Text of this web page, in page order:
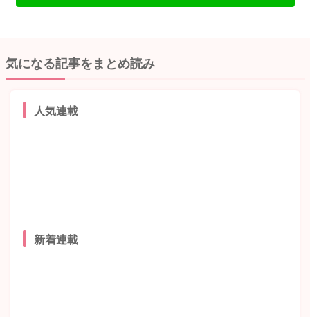
気になる記事をまとめ読み
人気連載
新着連載